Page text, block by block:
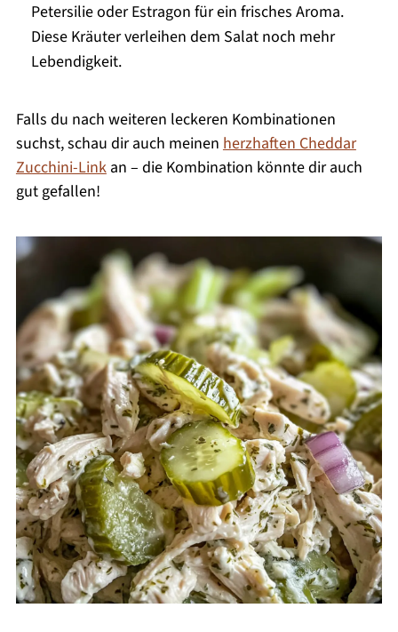
Petersilie oder Estragon für ein frisches Aroma.
Diese Kräuter verleihen dem Salat noch mehr
Lebendigkeit.
Falls du nach weiteren leckeren Kombinationen
suchst, schau dir auch meinen herzhaften Cheddar
Zucchini-Linkan – die Kombination könnte dir auch
gut gefallen!